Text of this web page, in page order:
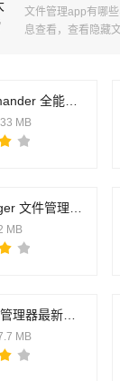
文件管理app有哪
息查看，查看隐藏
MB
MB
MB